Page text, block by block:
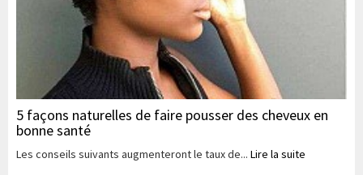
5 façons naturelles de faire pousser des cheveux en
bonne santé
Les conseils suivants augmenteront le taux de... Lire la suite